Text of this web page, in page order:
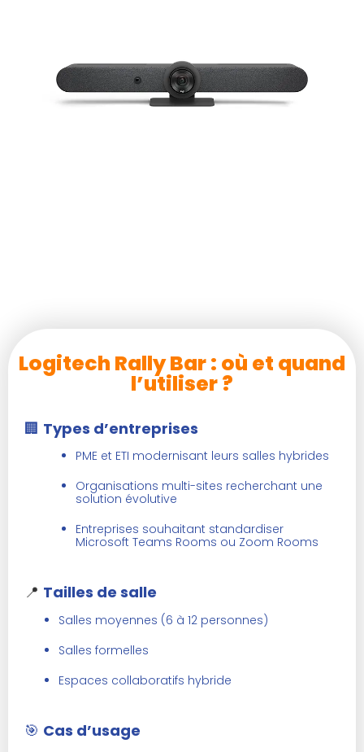
Logitech Rally Bar : où et quand
l’utiliser ?
🏢 Types d’entreprises
PME et ETI modernisant leurs salles hybrides
Organisations multi-sites recherchant une
solution évolutive
Entreprises souhaitant standardiser
Microsoft Teams Rooms ou Zoom Rooms
📍 Tailles de salle
Salles moyennes (6 à 12 personnes)
Salles formelles
Espaces collaboratifs hybride
🎯 Cas d’usage